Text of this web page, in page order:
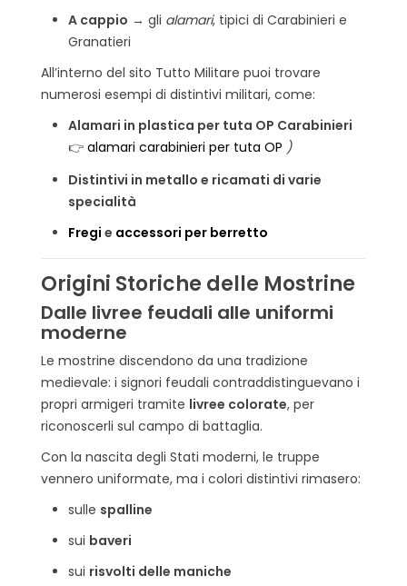
A cappio → gli alamari, tipici di Carabinieri e
Granatieri
All’interno del sito Tutto Militare puoi trovare
numerosi esempi di distintivi militari, come:
Alamari in plastica per tuta OP Carabinieri
👉 alamari carabinieri per tuta OP )
Distintivi in metallo e ricamati di varie
specialità
Fregi e accessori per berretto
Origini Storiche delle Mostrine
Dalle livree feudali alle uniformi
moderne
Le mostrine discendono da una tradizione
medievale: i signori feudali contraddistinguevano i
propri armigeri tramite livree colorate, per
riconoscerli sul campo di battaglia.
Con la nascita degli Stati moderni, le truppe
vennero uniformate, ma i colori distintivi rimasero:
sulle spalline
sui baveri
sui risvolti delle maniche